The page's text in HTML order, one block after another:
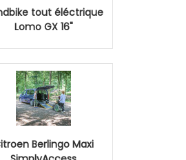
tout éléctrique
Lomo GX 16"
Berlingo Maxi